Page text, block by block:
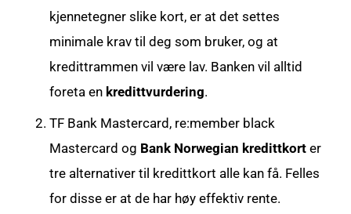
kjennetegner slike kort, er at det settes
minimale krav til deg som bruker, og at
kredittrammen vil være lav. Banken vil alltid
foreta en kredittvurdering.
TF Bank Mastercard, re:member black
Mastercard og Bank Norwegian kredittkorter
tre alternativer til kredittkort alle kan få. Felles
for disse er at de har høy effektiv rente.